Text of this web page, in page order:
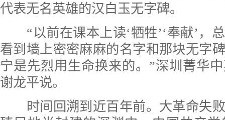
代表无名英雄的汉白玉无字碑。
“以前在课本上读‘牺牲’‘奉献’，
看到墙上密密麻麻的名字和那块无字
宁是先烈用生命换来的。”深圳菁华
谢龙平说。
时间回溯到近百年前。大革命失败